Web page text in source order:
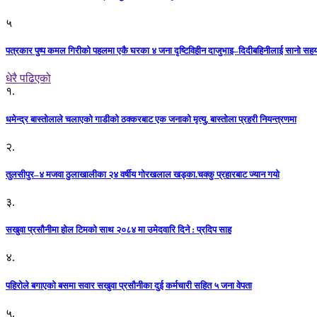
५
पत्रकार पुष्प कमल गिरीको पहलमा एकै घरका ४ जना दृष्टिविहीन दाजुभाइ–दिदीबहिनीलाई सानो
धेरै पढिएको
१.
धमेन्द्र बास्तोलाले चलाएको गाडीको ठक्करबाट एक जनाको मृत्यु, बास्तोला प्रहरी नियन्त्रणमा
२.
तुलसीपुर–४ मजवा ठुलाखालीका २४ वर्षीय गोरखलाल खड्का.चक्कु प्रहारबाट ज्यान गयो
३.
सखुवा प्रसौनीमा होल टिमको साथ २०८४ मा उमेदवारि दिने : प्रदिप साह
४.
पहिराेले बगाएकाे बसमा सवार सखुवा प्रसाैनीका दुई कर्मचारी सहित ५ जना वेपता
५.